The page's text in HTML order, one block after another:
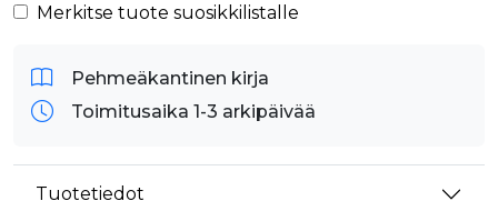
Merkitse tuote suosikkilistalle
Pehmeäkantinen kirja
Toimitusaika 1-3 arkipäivää
Tuotetiedot